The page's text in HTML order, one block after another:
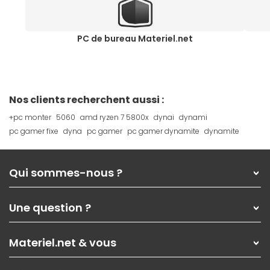
PC de bureau Materiel.net
Nos clients recherchent aussi :
+pc monter 5060 amd ryzen 7 5800x dynai dynami
pc gamer fixe dyna pc gamer pc gamer dynamite dynamite
Qui sommes-nous ?
Nos services
Les magasins Materiel.net
Nos solutions pour les pros
Contactez-nous
Une question ?
Paiement, livraison
Garanties,Pack Zen
Materiel.net & vous